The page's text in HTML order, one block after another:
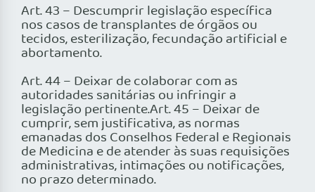
Art. 43 – Descumprir legislação específica
nos casos de transplantes de órgãos ou
tecidos, esterilização, fecundação artificial e
abortamento.
Art. 44 – Deixar de colaborar com as
autoridades sanitárias ou infringir a
legislação pertinente.Art. 45 – Deixar de
cumprir, sem justificativa, as normas
emanadas dos Conselhos Federal e Regionais
de Medicina e de atender às suas requisições
administrativas, intimações ou notificações,
no prazo determinado.